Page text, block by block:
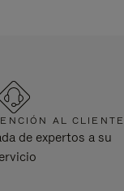
AL CLIENTE
de expertos a su